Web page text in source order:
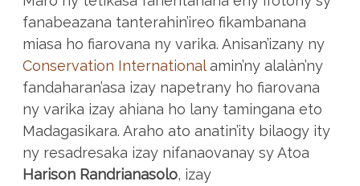
fanabeazana tanterahin’ireo fikambanana
miasa ho fiarovana ny varika. Anisan’izany ny
Conservation Internationalamin’ny alalàn’ny
fandaharan’asa izay napetrany ho fiarovana
ny varika izay ahiana ho lany tamingana eto
Madagasikara. Araho ato anatin’ity bilaogy ity
ny resadresaka izay nifanaovanay sy Atoa
Harison Randrianasolo, izay